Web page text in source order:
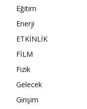
Eğitim
Enerji
ETKİNLİK
FİLM
Fizik
Gelecek
Girişim